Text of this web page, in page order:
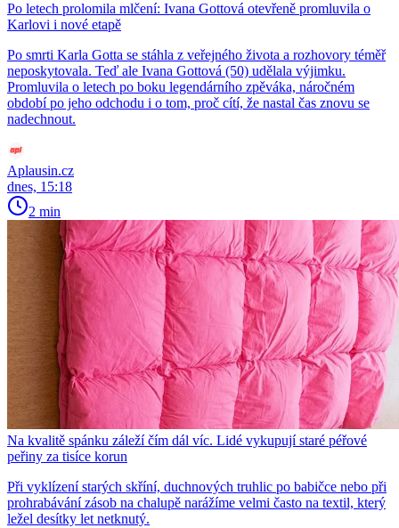
Po letech prolomila mlčení: Ivana Gottová otevřeně promluvila o
Karlovi i nové etapě
Po smrti Karla Gotta se stáhla z veřejného života a rozhovory téměř
neposkytovala. Teď ale Ivana Gottová (50) udělala výjimku.
Promluvila o letech po boku legendárního zpěváka, náročném
období po jeho odchodu i o tom, proč cítí, že nastal čas znovu se
nadechnout.
Aplausin.cz
dnes, 15:18
2 min
Na kvalitě spánku záleží čím dál víc. Lidé vykupují staré péřové
peřiny za tisíce korun
Při vyklízení starých skříní, duchnových truhlic po babičce nebo při
prohrabávání zásob na chalupě narážíme velmi často na textil, který
ležel desítky let netknutý.